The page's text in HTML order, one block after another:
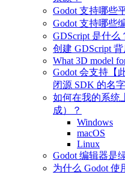
Godot 支持哪些
Godot 支持哪些
GDScript 是什么
创建 GDScript
What 3D model
Godot 会支持【
闭源 SDK 的名
如何在我的系统
成）？
Windows
macOS
Linux
Godot 编辑器是
为什么 Godot 使